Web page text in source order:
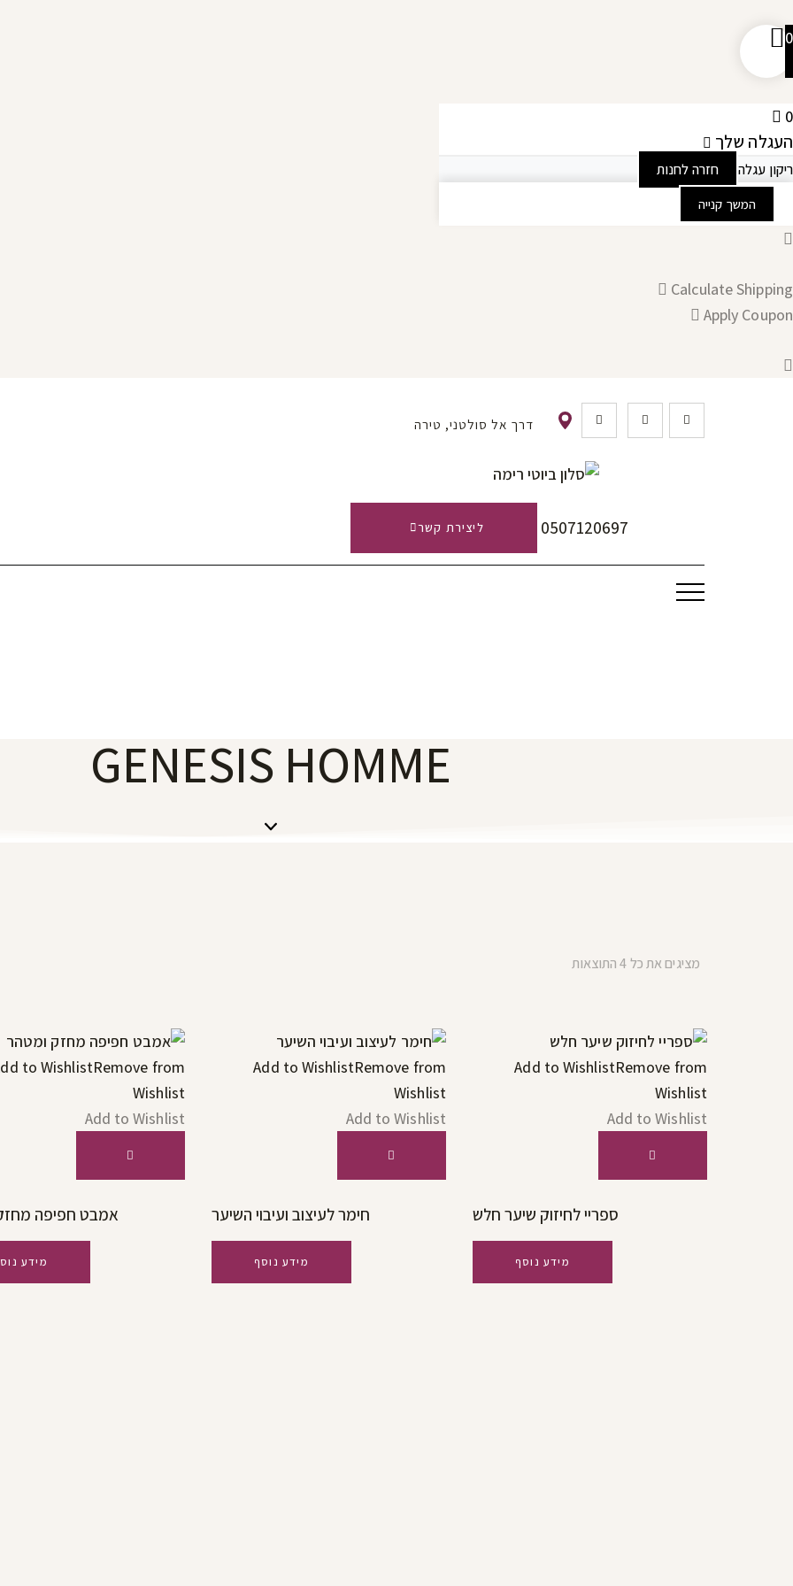
0
0
העגלה שלך
ריקון עגלה חזרה לחנות
המשך קנייה
Calculate Shipping
Apply Coupon
דרך אל סולטני, טירה
0507120697 ליצירת קשר
GENESIS HOMME
מציגים את כל ⁦4⁩ התוצאות
ביותר
Add to WishlistRemove from
Wishlist
Add to Wishlist
ספריי לחיזוק שיער חלש
מידע נוסף
Add to WishlistRemove from
Wishlist
Add to Wishlist
חימר לעיצוב ועיבוי השיער
מידע נוסף
to WishlistRemove from
Wishlist
Add to Wishlist
אמבט חפיפה
מידע